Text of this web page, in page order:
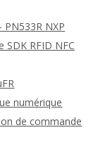
PN533R NXP
SDK RFID NFC
numérique
de commande